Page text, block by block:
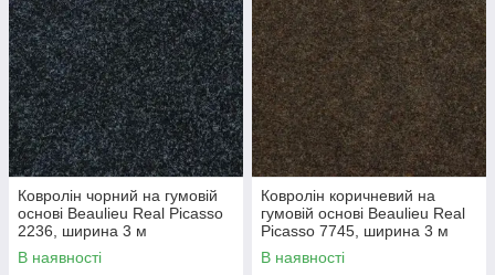
Ковролін чорний на гумовій
основі Beaulieu Real Picasso
2236, ширина 3 м
В наявності
Ковролін коричневий на
гумовій основі Beaulieu Real
Picasso 7745, ширина 3 м
В наявності